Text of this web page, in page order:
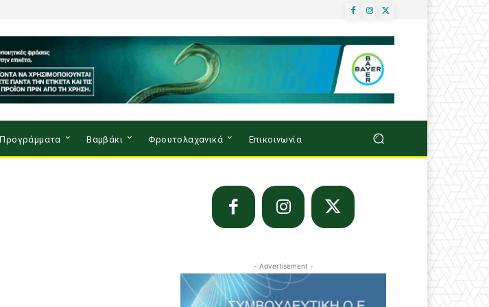
Προγράμματα Βαμβάκι Φρουτολαχανικά Επικοινωνία
- Advertisement -